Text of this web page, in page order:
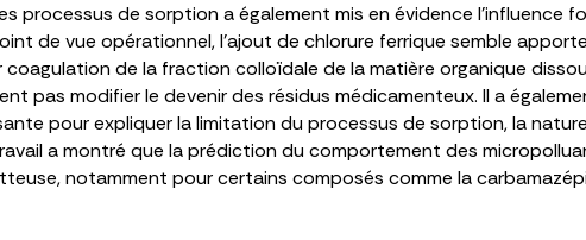
processus de sorption a également mis en évidence l’influence
de vue opérationnel, l’ajout de chlorure ferrique semble
de la fraction colloïdale de la matière organique
pas modifier le devenir des résidus médicamenteux. Il a
pour expliquer la limitation du processus de sorption, la
a montré que la prédiction du comportement des
notamment pour certains composés comme la